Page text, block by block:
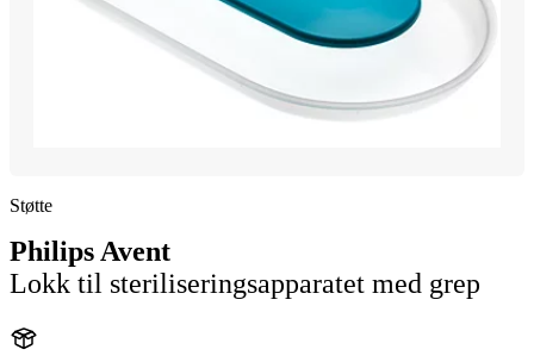
Støtte
Philips Avent
Lokk til steriliseringsapparatet med grep